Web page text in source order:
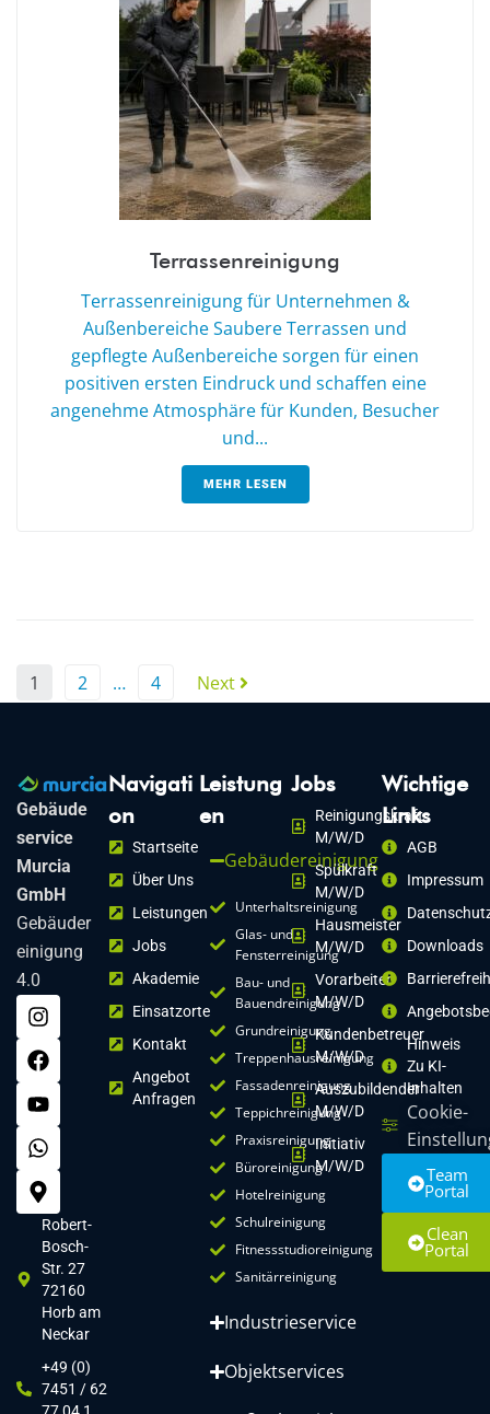
Terrassenreinigung
Terrassenreinigung für Unternehmen &
Außenbereiche Saubere Terrassen und
gepflegte Außenbereiche sorgen für einen
positiven ersten Eindruck und schaffen eine
angenehme Atmosphäre für Kunden, Besucher
und...
MEHR LESEN
1 2 … 4 Next
Gebäude
service
Murcia
GmbH
Gebäuder
einigung
4.0
Robert-
Bosch-
Str. 27
72160
Horb am
Neckar
+49 (0)
7451 / 62
Navigati
on
Startseite
Über Uns
Leistungen
Jobs
Akademie
Einsatzorte
Kontakt
Angebot
Anfragen
Leistung
en
Gebäudereinigung
Unterhaltsreinigung
Glas- und
Fensterreinigung
Bau- und
Bauendreinigung
Grundreinigung
Treppenhausreinigung
Fassadenreinigung
Teppichreinigung
Praxisreinigung
Büroreinigung
Hotelreinigung
Schulreinigung
Fitnessstudioreinigung
Sanitärreinigung
Industrieservice
Objektservices
Jobs
Reinigungskraft
M/w/d
Spülkraft
M/w/d
Hausmeister
M/w/d
Vorarbeiter
M/w/d
Kundenbetreuer
M/w/d
Auszubildender
M/w/d
Initiativ
M/w/d
Wichtige
Links
AGB
Impressum
Downloads
Hinweis
Zu KI-
Inhalten
Cookie-
Team
Portal
Clean
Portal